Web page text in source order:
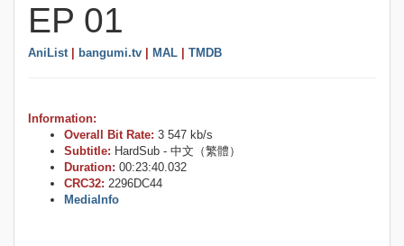
EP 01
AniList bangumi.tv MAL TMDB
Information:
Overall Bit Rate: 3 547 kb/s
Subtitle: HardSub - 中文（繁體）
Duration: 00:23:40.032
CRC32: 2296DC44
MediaInfo